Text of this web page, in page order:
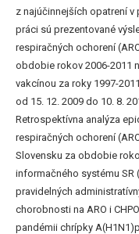
z najúčinnejších opatrení v
práci sú prezentované
respiračných ochorení
obdobie rokov 2006-2011
vakcínou za roky 1997-
od 15. 12. 2009 do 10. 8.
Retrospektívna analýza
respiračných ochorení
Slovensku za obdobie
informačného systému SR
pravidelných
chorobnosti na ARO i
pandémii chrípky